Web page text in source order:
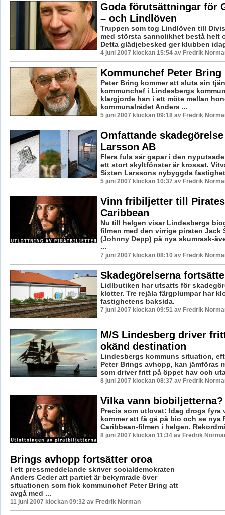
Goda förutsättningar för
– och Lindlöven
Truppen som tog Lindlöven till
med största sannolikhet bestå helt
Detta glädjebesked ger klubben
4 juni 2007 klockan 15:54 av Fredrik
Kommunchef Peter Bring
Peter Bring kommer att sluta sin
kommunchef i Lindesbergs
klargjorde han i ett möte mellan
kommunalrådet Anders ...
5 juni 2007 klockan 09:18 av Fredrik
Omfattande
Larsson AB
Flera fula sår gapar i den
ett stort skyltfönster är krossat.
Sixten Larssons nybyggda
5 juni 2007 klockan 10:37 av Fredrik
Vinn fribiljetter till
Caribbean
Nu till helgen visar Lindesbergs
filmen med den virrige piraten Jack
(Johnny Depp) på nya skumrask-
...
7 juni 2007 klockan 08:10 av Fredrik
Skadegörelserna
Lidlbutiken har utsatts för
klotter. Tre rejäla färgplumpar har
fastighetens baksida.
7 juni 2007 klockan 09:51 av Fredrik
M/S Lindesberg driver
okänd destination
Lindesbergs kommuns situation,
Peter Brings avhopp, kan jämföras
som driver fritt på öppet hav och
8 juni 2007 klockan 08:37 av Fredrik
Vilka vann biobiljetterna?
Precis som utlovat: Idag drogs fyra
kommer att få gå på bio och se nya
Caribbean-filmen i helgen.
8 juni 2007 klockan 11:34 av Fredrik
Brings avhopp fortsätter oroa
I ett pressmeddelande skriver socialdemokraten
Anders Ceder att partiet är bekymrade över
situationen som fick kommunchef Peter Bring att
avgå med ...
11 juni 2007 klockan 09:32 av Fredrik Norman